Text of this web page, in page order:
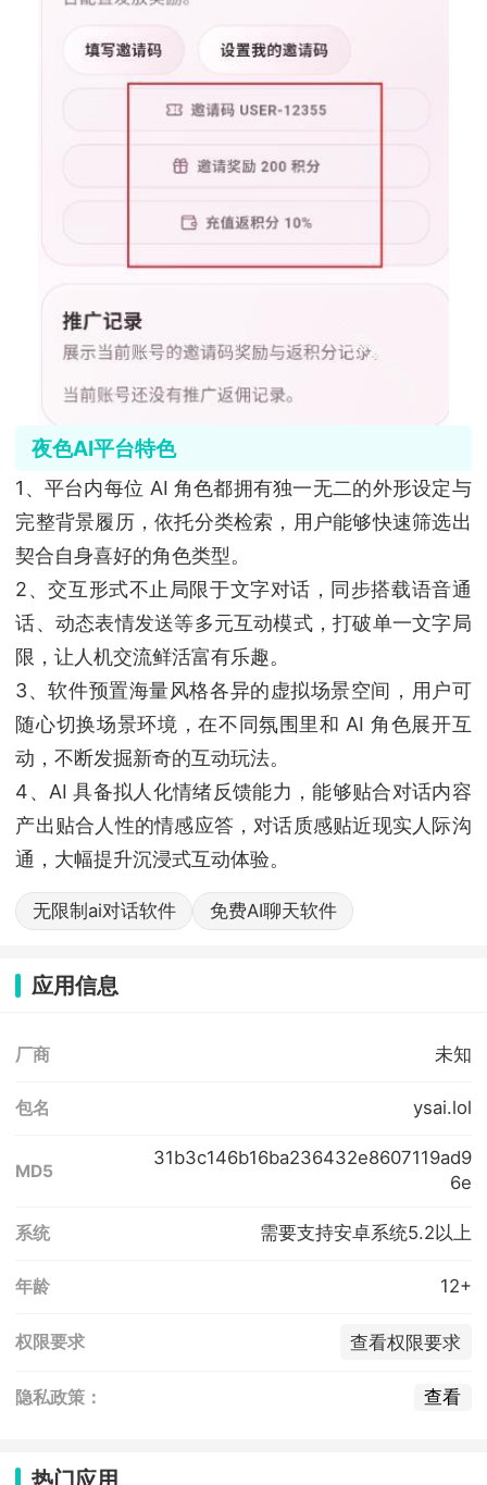
夜色AI平台特色
1、平台内每位 AI 角色都拥有独一无二的外形设定与
完整背景履历，依托分类检索，用户能够快速筛选出
契合自身喜好的角色类型。
2、交互形式不止局限于文字对话，同步搭载语音通
话、动态表情发送等多元互动模式，打破单一文字局
限，让人机交流鲜活富有乐趣。
3、软件预置海量风格各异的虚拟场景空间，用户可
随心切换场景环境，在不同氛围里和 AI 角色展开互
动，不断发掘新奇的互动玩法。
4、AI 具备拟人化情绪反馈能力，能够贴合对话内容
产出贴合人性的情感应答，对话质感贴近现实人际沟
通，大幅提升沉浸式互动体验。
无限制ai对话软件 免费AI聊天软件
应用信息
厂商 未知
包名 ysai.lol
MD5
31b3c146b16ba236432e8607119ad9
6e
系统 需要支持安卓系统5.2以上
年龄 12+
权限要求 查看权限要求
隐私政策： 查看
热门应用